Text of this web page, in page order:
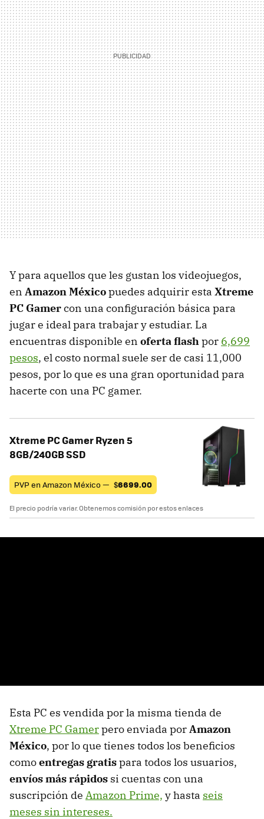
Y para aquellos que les gustan los videojuegos,
en Amazon Méxicopuedes adquirir esta Xtreme
PC Gamercon una configuración básica para
jugar e ideal para trabajar y estudiar. La
encuentras disponible en oferta flashpor 6,699
pesos, el costo normal suele ser de casi 11,000
pesos, por lo que es una gran oportunidad para
hacerte con una PC gamer.
Xtreme PC Gamer Ryzen 5
8GB/240GB SSD
PVP en Amazon México — $6699.00
El precio podría variar. Obtenemos comisión por estos enlaces
Esta PC es vendida por la misma tienda de
Xtreme PC Gamerpero enviada porAmazon
México, por lo que tienes todos los beneficios
comoentregas gratispara todos los usuarios,
envíos más rápidos si cuentas con una
suscripción de Amazon Prime, y hasta seis
meses sin intereses.